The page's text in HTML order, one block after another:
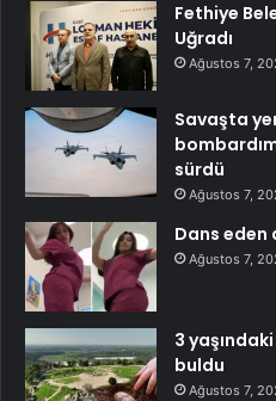
Fethiye
Uğradı
Ağustos 7,
Savaşta
sürdü
Ağustos 7,
Dans eden
Ağustos 7,
3
buldu
Ağustos 7,